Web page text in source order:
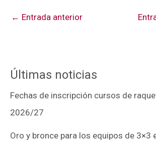
← Entrada anterior
Últimas noticias
Fechas de inscripción cursos de
2026/27
Oro y bronce para los equipos de 3×3